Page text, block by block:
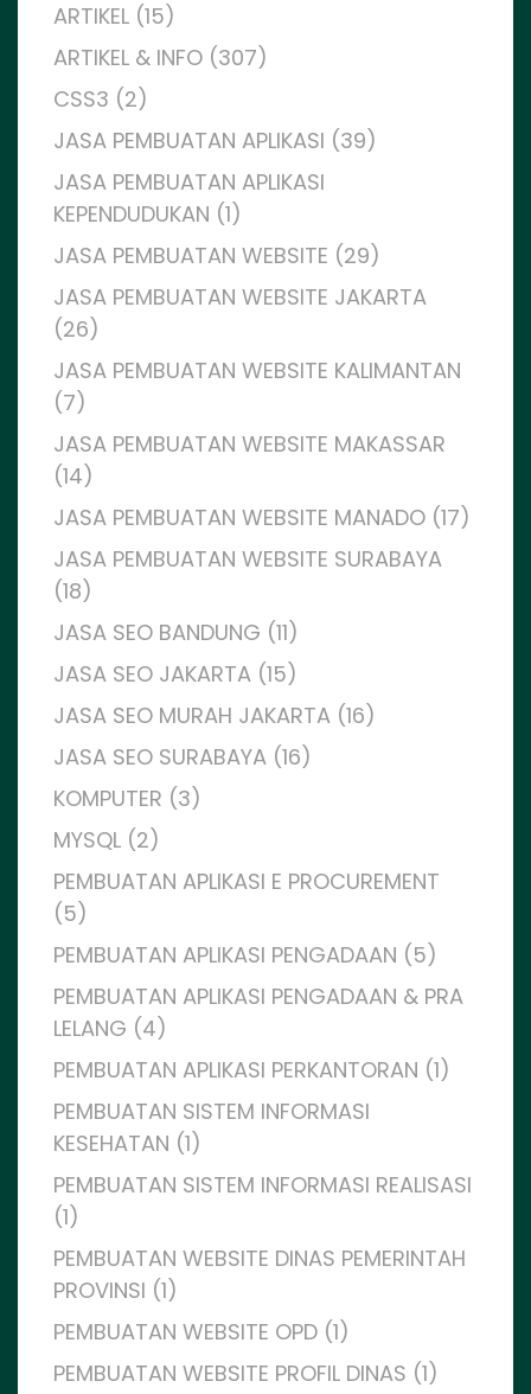
ARTIKEL (15)
ARTIKEL & INFO (307)
CSS3 (2)
JASA PEMBUATAN APLIKASI (39)
JASA PEMBUATAN APLIKASI
KEPENDUDUKAN (1)
JASA PEMBUATAN WEBSITE (29)
JASA PEMBUATAN WEBSITE JAKARTA
(26)
JASA PEMBUATAN WEBSITE KALIMANTAN
(7)
JASA PEMBUATAN WEBSITE MAKASSAR
(14)
JASA PEMBUATAN WEBSITE MANADO (17)
JASA PEMBUATAN WEBSITE SURABAYA
(18)
JASA SEO BANDUNG (11)
JASA SEO JAKARTA (15)
JASA SEO MURAH JAKARTA (16)
JASA SEO SURABAYA (16)
KOMPUTER (3)
MYSQL (2)
PEMBUATAN APLIKASI E PROCUREMENT
(5)
PEMBUATAN APLIKASI PENGADAAN (5)
PEMBUATAN APLIKASI PENGADAAN & PRA
LELANG (4)
PEMBUATAN APLIKASI PERKANTORAN (1)
PEMBUATAN SISTEM INFORMASI
KESEHATAN (1)
PEMBUATAN SISTEM INFORMASI REALISASI
(1)
PEMBUATAN WEBSITE DINAS PEMERINTAH
PROVINSI (1)
PEMBUATAN WEBSITE OPD (1)
PEMBUATAN WEBSITE PROFIL DINAS (1)